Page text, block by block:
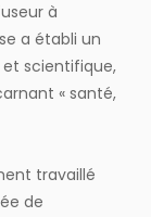
à
a établi un
scientifique,
« santé,
travaillé
de